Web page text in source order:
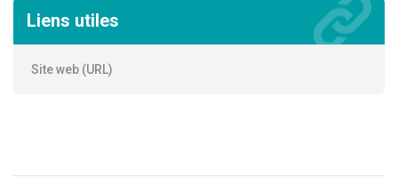
Liens utiles
Site web (URL)